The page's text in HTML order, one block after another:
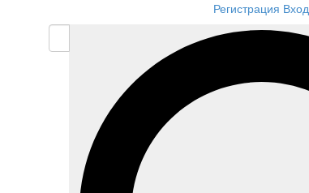
Регистрация Вход